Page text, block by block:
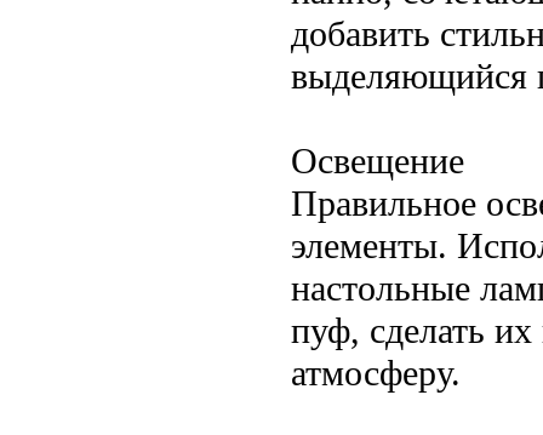
добавить
выделяющийся
Освещение
Правильное
элементы.
настольные
пуф, сделать
атмосферу.